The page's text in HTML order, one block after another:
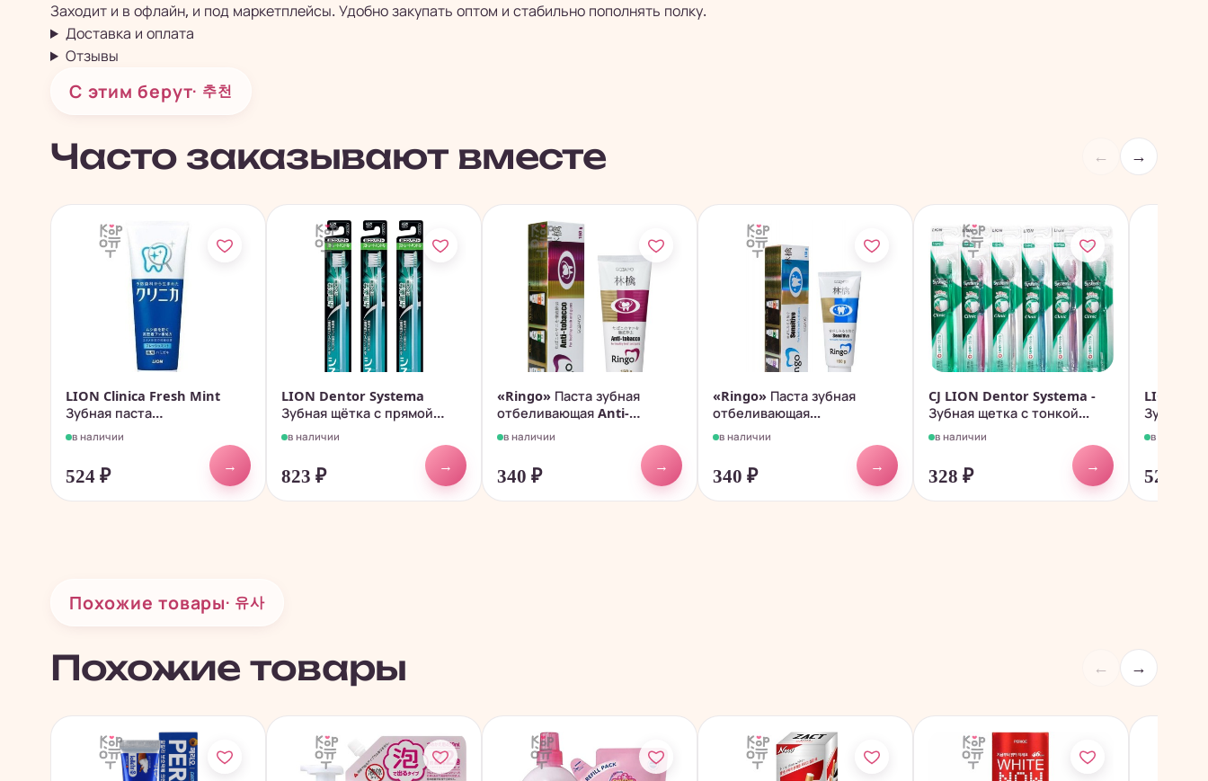
Заходит и в офлайн, и под маркетплейсы. Удобно закупать оптом и стабильно пополнять полку.
Доставка и оплата
Отзывы
С этим берут· 추천
Часто заказывают вместе ← →
LION Clinica Fresh Mint
Зубная паста
комплексного...
в наличии
524 ₽
→
LION Dentor Systema
Зубная щётка с прямой
ручкой и...
в наличии
823 ₽
→
«Ringo» Паста зубная
отбеливающая Anti-
tobacco, 150гр.
в наличии
340 ₽
→
«Ringo» Паста зубная
отбеливающая...
в наличии
340 ₽
→
CJ LION Dentor Systema -
Зубная щетка с тонкой...
в наличии
328 ₽
→
LION
Зубная
в наличии
524
Похожие товары· 유사
Похожие товары ← →